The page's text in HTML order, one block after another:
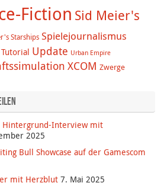
Fiction Sid Meier's
Starships Spielejournalismus
Tutorial Update Urban Empire
XCOM Zwerge
Hintergrund-Interview mit
2025
Bull Showcase auf der Gamescom
mit Herzblut 7. Mai 2025